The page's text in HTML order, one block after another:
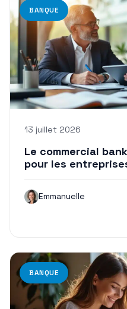
BANQUE
13 juillet 2026
Le commercial
pour les
Emmanuelle
BANQUE